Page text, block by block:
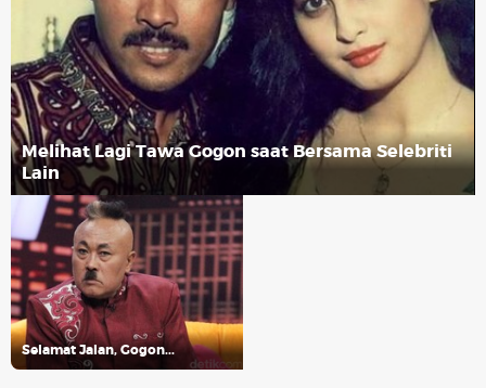
Melihat Lagi Tawa Gogon saat Bersama Selebriti
Lain
Selamat Jalan, Gogon...